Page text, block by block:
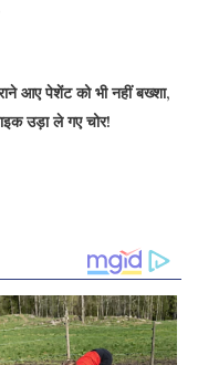
आए पेशेंट को भी नहीं बख्शा,
उड़ा ले गए चोर!